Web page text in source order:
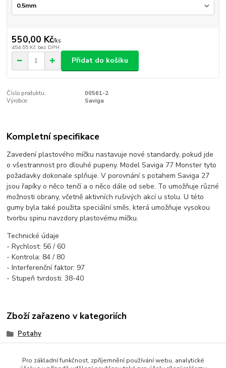
550,00 Kč/ks
454,55 Kč bez DPH
Přidat do košíku
Číslo produktu:
00561-2
Výrobce:
Saviga
Kompletní specifikace
Zavedení plastového míčku nastavuje nové standardy, pokud jde
o všestrannost pro dlouhé pupeny. Model Saviga 77 Monster tyto
požadavky dokonale splňuje. V porovnání s potahem Saviga 27
jsou řapíky o něco tenčí a o něco dále od sebe. To umožňuje různé
možnosti obrany, včetně aktivních rušivých akcí u stolu. U této
gumy byla také použita speciální směs, která umožňuje vysokou
tvorbu spinu navzdory plastovému míčku.
Technické údaje
- Rychlost: 56 / 60
- Kontrola: 84 / 80
- Interferenční faktor: 97
- Stupeň tvrdosti: 38-40
Zboží zařazeno v kategoriích
Potahy
Pro základní funkčnost, zpříjemnění používání webu, analytické